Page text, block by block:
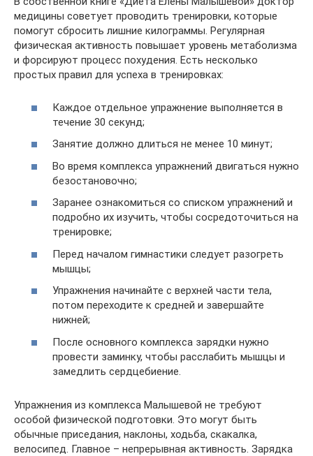
медицины советует проводить тренировки, которые
помогут сбросить лишние килограммы. Регулярная
физическая активность повышает уровень метаболизма
и форсируют процесс похудения. Есть несколько
простых правил для успеха в тренировках:
Каждое отдельное упражнение выполняется в
течение 30 секунд;
Занятие должно длиться не менее 10 минут;
Во время комплекса упражнений двигаться нужно
безостановочно;
Заранее ознакомиться со списком упражнений и
подробно их изучить, чтобы сосредоточиться на
тренировке;
Перед началом гимнастики следует разогреть
мышцы;
Упражнения начинайте с верхней части тела,
потом переходите к средней и завершайте
нижней;
После основного комплекса зарядки нужно
провести заминку, чтобы расслабить мышцы и
замедлить сердцебиение.
Упражнения из комплекса Малышевой не требуют
особой физической подготовки. Это могут быть
обычные приседания, наклоны, ходьба, скакалка,
велосипед. Главное – непрерывная активность. Зарядка